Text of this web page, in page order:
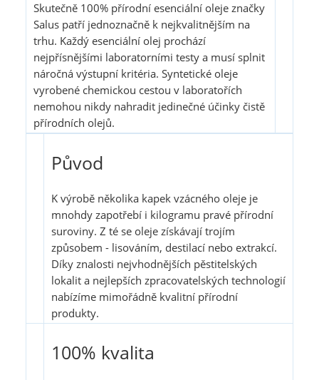
Skutečně 100% přírodní esenciální oleje značky
Salus patří jednoznačně k nejkvalitnějším na
trhu. Každý esenciální olej prochází
nejpřísnějšími laboratorními testy a musí splnit
náročná výstupní kritéria. Syntetické oleje
vyrobené chemickou cestou v laboratořích
nemohou nikdy nahradit jedinečné účinky čistě
přírodních olejů.
Původ
K výrobě několika kapek vzácného oleje je
mnohdy zapotřebí i kilogramu pravé přírodní
suroviny. Z té se oleje získávají trojím
způsobem - lisováním, destilací nebo extrakcí.
Díky znalosti nejvhodnějších pěstitelských
lokalit a nejlepších zpracovatelských technologií
nabízíme mimořádně kvalitní přírodní
produkty.
100% kvalita